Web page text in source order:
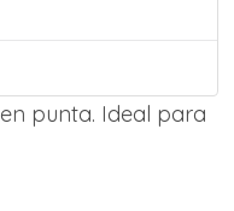
punta. Ideal para